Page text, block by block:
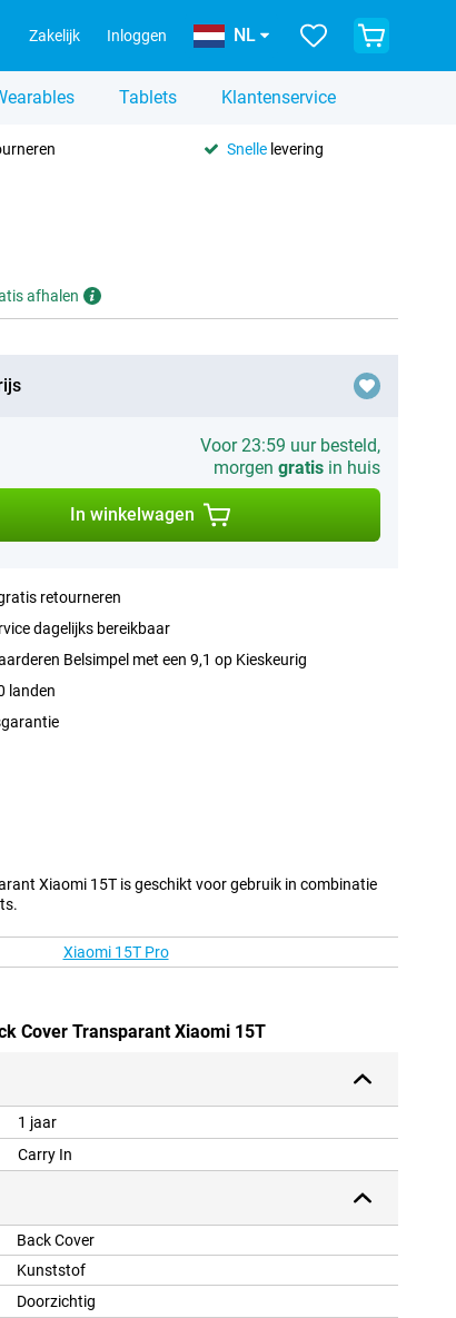
Zakelijk Inloggen NL
Tablets Klantenservice
Snellelevering
afhalen
Voor 23:59 uur besteld,
morgen gratisin huis
In winkelwagen
retourneren
dagelijks bereikbaar
Belsimpel met een 9,1 op Kieskeurig
landen
Xiaomi 15T is geschikt voor gebruik in combinatie
Xiaomi 15T Pro
Cover Transparant Xiaomi 15T
1 jaar
Carry In
Back Cover
Kunststof
Doorzichtig